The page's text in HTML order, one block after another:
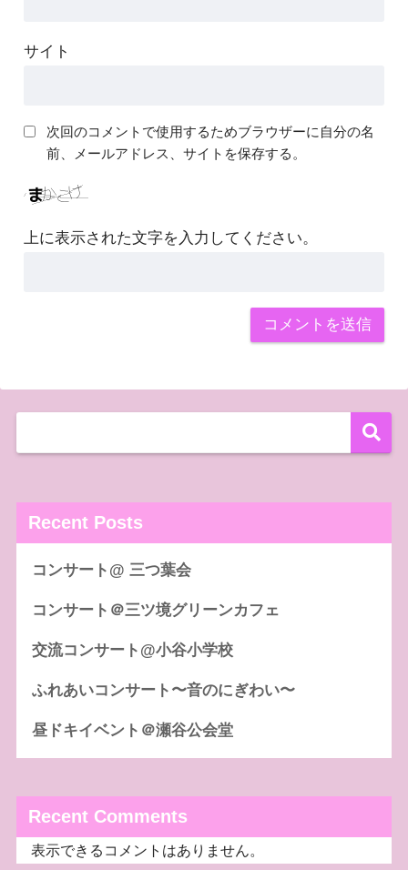
サイト
次回のコメントで使用するためブラウザーに自分の名
前、メールアドレス、サイトを保存する。
上に表示された文字を入力してください。
Recent Posts
コンサート@ 三つ葉会
コンサート＠三ツ境グリーンカフェ
交流コンサート@小谷小学校
ふれあいコンサート〜音のにぎわい〜
昼ドキイベント＠瀬谷公会堂
Recent Comments
表示できるコメントはありません。